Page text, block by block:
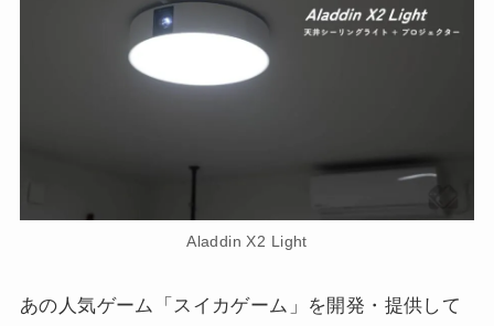
Aladdin X2 Light
あの人気ゲーム「スイカゲーム」を開発・提供して